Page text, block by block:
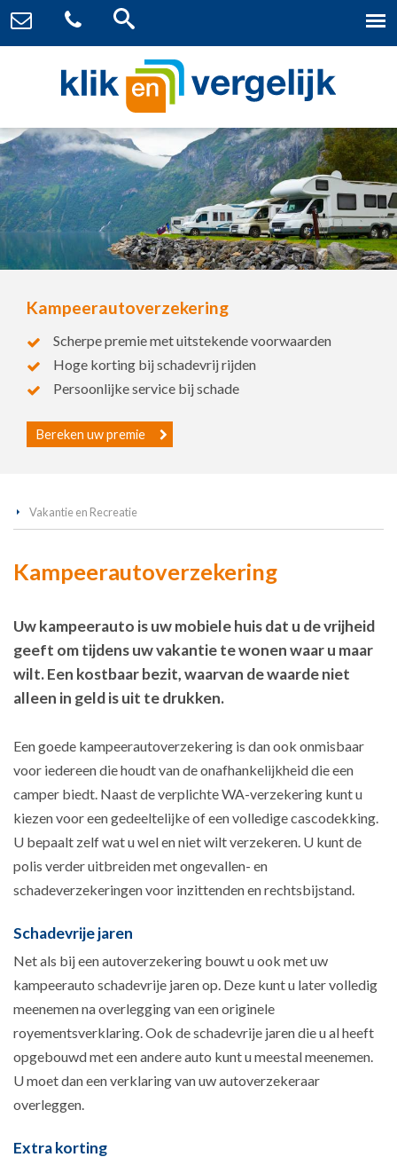
Kampeerautoverzekering
Scherpe premie met uitstekende voorwaarden
Hoge korting bij schadevrij rijden
Persoonlijke service bij schade
Bereken uw premie
Vakantie en Recreatie
Kampeerautoverzekering
Uw kampeerauto is uw mobiele huis dat u de vrijheid
geeft om tijdens uw vakantie te wonen waar u maar
wilt. Een kostbaar bezit, waarvan de waarde niet
alleen in geld is uit te drukken.
Een goede kampeerautoverzekering is dan ook onmisbaar
voor iedereen die houdt van de onafhankelijkheid die een
camper biedt. Naast de verplichte WA-verzekering kunt u
kiezen voor een gedeeltelijke of een volledige cascodekking.
U bepaalt zelf wat u wel en niet wilt verzekeren. U kunt de
polis verder uitbreiden met ongevallen- en
schadeverzekeringen voor inzittenden en rechtsbijstand.
Schadevrije jaren
Net als bij een autoverzekering bouwt u ook met uw
kampeerauto schadevrije jaren op. Deze kunt u later volledig
meenemen na overlegging van een originele
royementsverklaring. Ook de schadevrije jaren die u al heeft
opgebouwd met een andere auto kunt u meestal meenemen.
U moet dan een verklaring van uw autoverzekeraar
overleggen.
Extra korting